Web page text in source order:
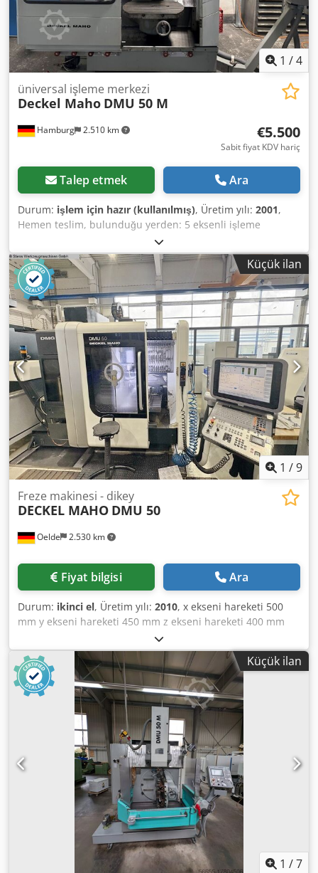
parçaları
1 /4
Hamburg 2.510 km
üniversal işleme merkezi
Deckel Maho DMU 50 M
€5.500
Sabit fiyat KDV hariç
Talep etmek Ara
Durum: işlem için hazır (kullanılmış), Üretim yılı: 2001,
Hemen teslim, bulunduğu yerden: 5 eksenli işleme
merkezi Deckel Maho Model: DMU 50 M İmalat yılı: 2001
Kontrol sistemi: Heidenhain TNC 124 5 eksen (3 + 2)
Manuel dairesel eksenler, B ve C eksenli döner tabla ile B
ve C eksenleri kontrol sisteminde görüntülenir Tabla: 700 x
500 mm Hareket mesafesi X/Y/Z: 500 / 400 / 400 mm Djdpfx
Alezrb Abo Rskr Tabla yük kapasitesi: 200 kg Mil: SK 40 Mil
devri: 20 – 4500 devir/dakika Tahrik gücü: 9 / 13 kW Dönme
aralığı C: 360 derece Eğim aralığı: +95 / -10 derece İlerleme
hızı: 5000 mm/dakikaya kadar Mil devri: 20 – 4500
devir/dakika Ağırlık: 3 ton Soğutma sıvısı sistemi Fiyatı:
5.500 Euro + KDV, bulunduğu yerden teslim
Küçük ilan
1 /9
Oelde 2.530 km
Freze makinesi - dikey
DECKEL MAHO DMU 50
Fiyat bilgisi Ara
Durum: ikinci el, Üretim yılı: 2010, x ekseni hareketi 500
mm y ekseni hareketi 450 mm z ekseni hareketi 400 mm
Kontrol sistemi iTNC 530 Heidenhain Devir aralığı - Ana mil
20 - 10.000 dev/dak Tahrik gücü - Ana mil 13 / 9 kW
Maksimum tork 83 / 57 Nm Takım tutucu SK 40 DIN 69871
Tabla yüzey alanı 700 x 500 mm Maksimum tabla yükü 500
kg T-yuvaları 7 x 14 x 63 mm Takım yuvalarının sayısı 60
adet Maksimum takım ağırlığı 6 kg Maksimum takım çapı
80 mm Komşu yuva boş olduğunda maksimum takım çapı
130 mm Maksimum takım uzunluğu 300 mm Takım
değiştirme süresi - Takım 1,6 sn Yonga değiştirme süresi -
Yonga 8,0 sn Hızlı hareket 24 m/dak İleri besleme kuvveti
4,5 kN İleri besleme hızı 1 - 24.000 mm/dak Toplam güç
ihtiyacı 26 kVA Dkodsy E Tv Aopfx Al Rjr Makine ağırlığı
yaklaşık 4,5 ton Gerekli alan yaklaşık 4,5 x 3,5 x 2,3 m CNC -
Dikey Frezeleme Makinesi DECKEL MAHO - DMU 50 - 3
eksen - yaklaşık 8.097 saat mil çalışma süresi - Şebeke
kesintisi için güvenlik paketi - DXF içe aktarma
Küçük ilan
1 /7